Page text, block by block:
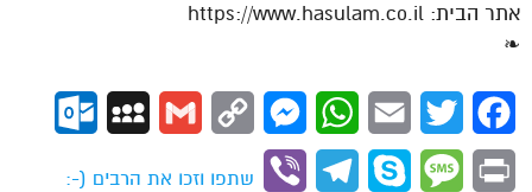
אתר הבית: https://www.hasulam.co.il
❧
Facebook
Twitter
Email
WhatsApp
Messenger
Copy
Gmail
MySpace
Print
Message
Skype
Telegram
Viber
שתפו וזכו את הרבים (-: